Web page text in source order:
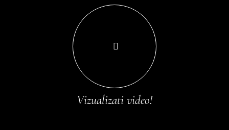
Vizualizati video!